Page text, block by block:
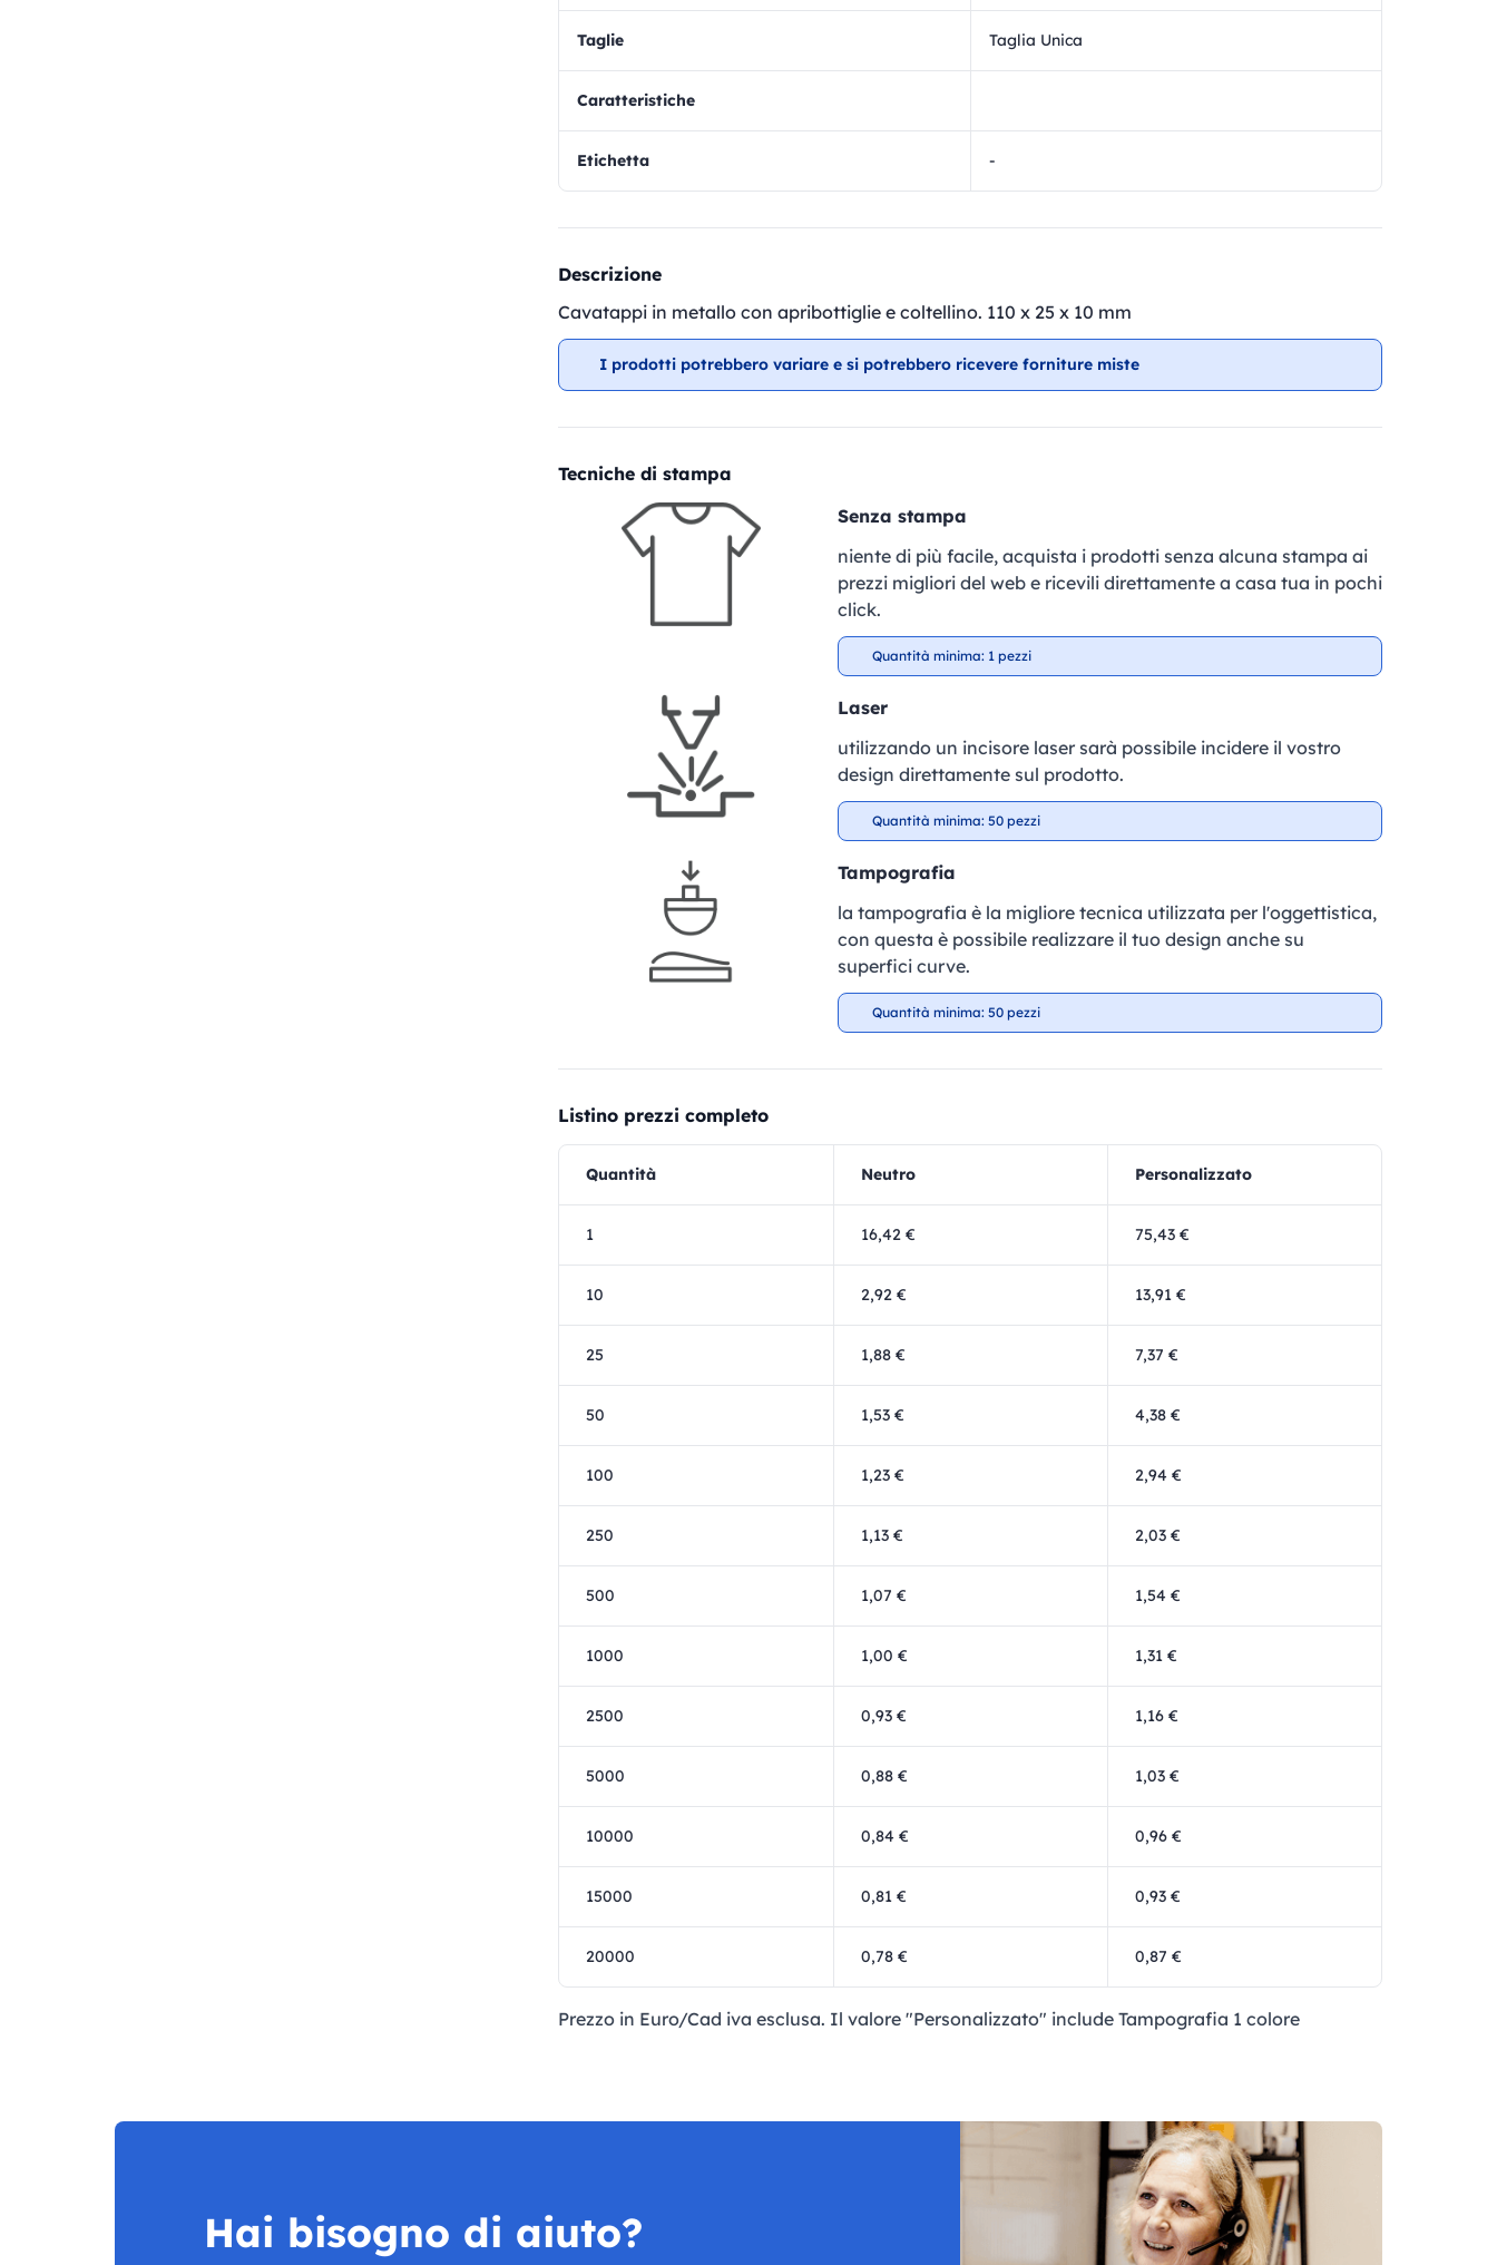
Taglie Taglia Unica
Caratteristiche
Etichetta -
Descrizione
Cavatappi in metallo con apribottiglie e coltellino. 110 x 25 x 10 mm
I prodotti potrebbero variare e si potrebbero ricevere forniture miste
Tecniche di stampa
Senza stampa
niente di più facile, acquista i prodotti senza alcuna stampa ai
prezzi migliori del web e ricevili direttamente a casa tua in pochi
click.
Quantità minima: 1 pezzi
Laser
utilizzando un incisore laser sarà possibile incidere il vostro
design direttamente sul prodotto.
Quantità minima: 50 pezzi
Tampografia
la tampografia è la migliore tecnica utilizzata per l'oggettistica,
con questa è possibile realizzare il tuo design anche su
superfici curve.
Quantità minima: 50 pezzi
Listino prezzi completo
Quantità Neutro Personalizzato
1 16,42 € 75,43 €
10 2,92 € 13,91 €
25 1,88 € 7,37 €
50 1,53 € 4,38 €
100 1,23 € 2,94 €
250 1,13 € 2,03 €
500 1,07 € 1,54 €
1000 1,00 € 1,31 €
2500 0,93 € 1,16 €
5000 0,88 € 1,03 €
10000 0,84 € 0,96 €
15000 0,81 € 0,93 €
20000 0,78 € 0,87 €
Prezzo in Euro/Cad iva esclusa. Il valore "Personalizzato" include Tampografia 1 colore
Hai bisogno di aiuto?